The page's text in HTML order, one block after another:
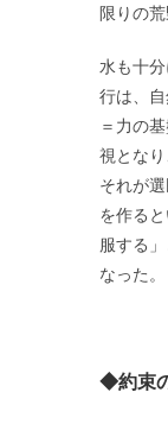
限りの荒
水も十
行は、
＝力の
視となり
それが
を作る
服する
なった。
◆約束